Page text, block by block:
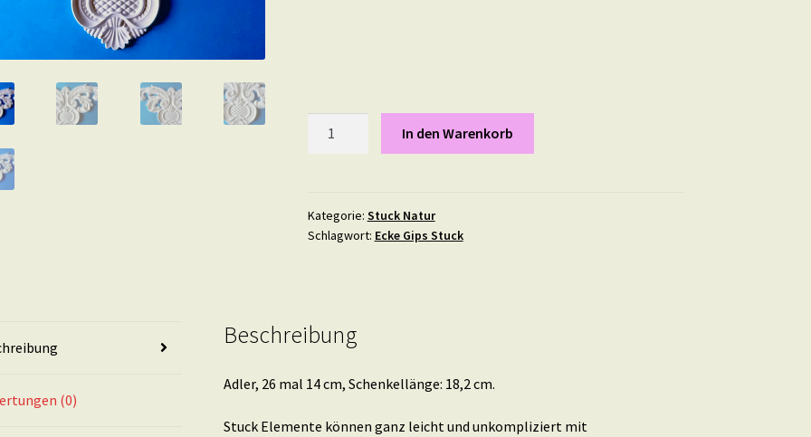
cm
Menge
In den Warenkorb
Kategorie: Stuck Natur
Schlagwort: Ecke Gips Stuck
(0)
Beschreibung
Adler, 26 mal 14 cm, Schenkellänge: 18,2 cm.
Stuck Elemente können ganz leicht und unkompliziert mit